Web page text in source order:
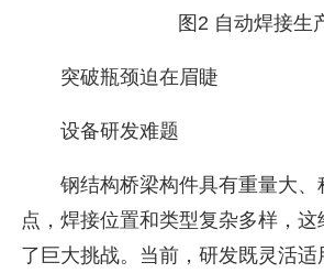
图2 自动焊接生
突破瓶颈迫在眉睫
设备研发难题
钢结构桥梁构件具有重量大、
点，焊接位置和类型复杂多样，
了巨大挑战。当前，研发既灵活